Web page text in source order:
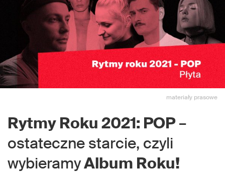
materiały prasowe
Rytmy Roku 2021: POP–
ostateczne starcie, czyli
wybieramyAlbum Roku!